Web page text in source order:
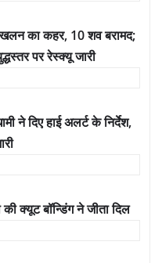
का कहर, 10 शव बरामद;
पर रेस्क्यू जारी
ने दिए हाई अलर्ट के निर्देश,
क्यूट बॉन्डिंग ने जीता दिल